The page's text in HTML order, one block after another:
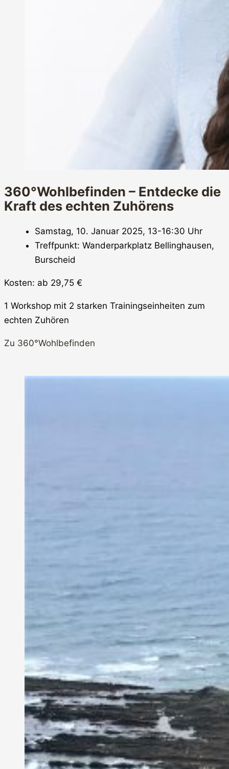
360°Wohlbefinden – Entdecke die
Kraft des echten Zuhörens
Samstag, 10. Januar 2025, 13-16:30 Uhr
Treffpunkt: Wanderparkplatz Bellinghausen,
Burscheid
Kosten: ab 29,75 €
1 Workshop mit 2 starken Trainingseinheiten zum
echten Zuhören
Zu 360°Wohlbefinden